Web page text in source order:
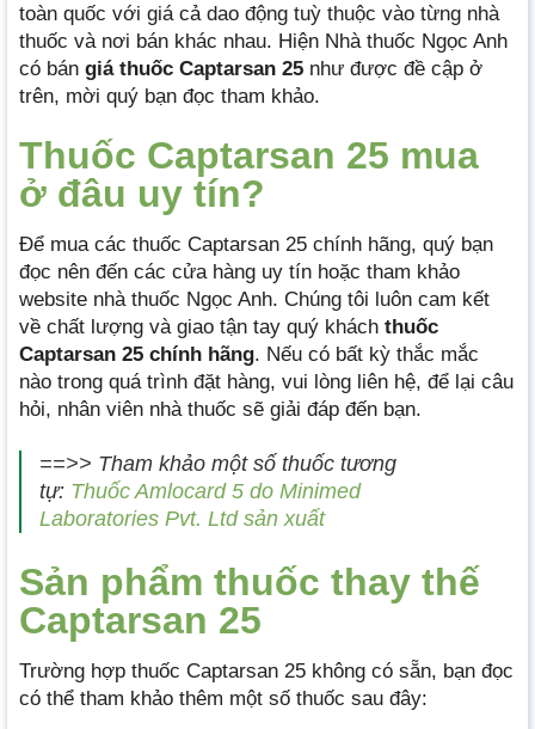
toàn quốc với giá cả dao động tuỳ thuộc vào từng nhà
thuốc và nơi bán khác nhau. Hiện Nhà thuốc Ngọc Anh
có bán giá thuốc Captarsan 25 như được đề cập ở
trên, mời quý bạn đọc tham khảo.
Thuốc Captarsan 25 mua
ở đâu uy tín?
Để mua các thuốc Captarsan 25 chính hãng, quý bạn
đọc nên đến các cửa hàng uy tín hoặc tham khảo
website nhà thuốc Ngọc Anh. Chúng tôi luôn cam kết
về chất lượng và giao tận tay quý khách thuốc
Captarsan 25 chính hãng. Nếu có bất kỳ thắc mắc
nào trong quá trình đặt hàng, vui lòng liên hệ, để lại câu
hỏi, nhân viên nhà thuốc sẽ giải đáp đến bạn.
==>> Tham khảo một số thuốc tương
tự: Thuốc Amlocard 5 do Minimed
Laboratories Pvt. Ltd sản xuất
Sản phẩm thuốc thay thế
Captarsan 25
Trường hợp thuốc Captarsan 25 không có sẵn, bạn đọc
có thể tham khảo thêm một số thuốc sau đây: